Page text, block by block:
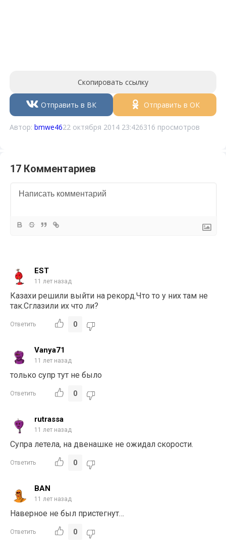
Скопировать ссылку
Отправить в ВК Отправить в ОК
Автор:bmwe4622 октября 2014 23:426316 просмотров
17 Комментариев
EST
11 лет назад
Казахи решили выйти на рекорд.Что то у них там не
так.Сглазили их что ли?
Ответить 0
Vanya71
11 лет назад
только супр тут не было
Ответить 0
rutrassa
11 лет назад
Супра летела, на двенашке не ожидал скорости.
Ответить 0
BAN
11 лет назад
Наверное не был пристегнут…
Ответить 0